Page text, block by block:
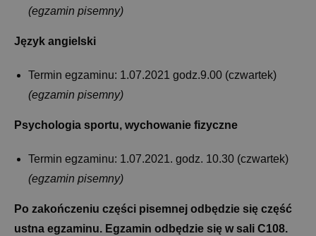
(egzamin pisemny)
Język angielski
Termin egzaminu: 1.07.2021 godz.9.00 (czwartek)
(egzamin pisemny)
Psychologia sportu, wychowanie fizyczne
Termin egzaminu: 1.07.2021. godz. 10.30 (czwartek)
(egzamin pisemny)
Po zakończeniu części pisemnej odbędzie się część
ustna egzaminu. Egzamin odbędzie się w sali C108.